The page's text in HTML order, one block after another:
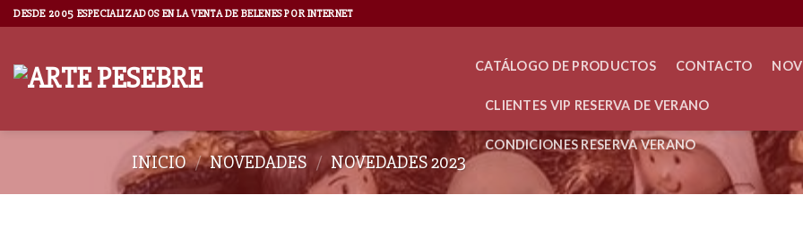
DESDE 2005 ESPECIALIZADOS EN LA VENTA DE BELENES POR INTERNET
CATÁLOGO DE PRODUCTOS CONTACTO
CLIENTES VIP RESERVA DE VERANO
CONDICIONES RESERVA VERANO
INICIO / NOVEDADES / NOVEDADES 2023